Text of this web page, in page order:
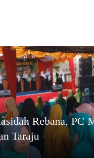
Rebana, PC
Taraju